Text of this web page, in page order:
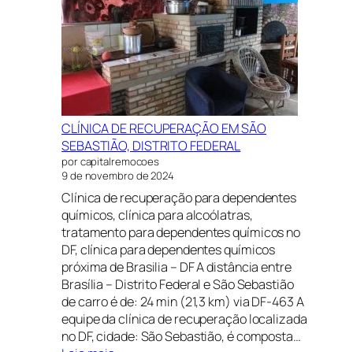
SÃO
SEBASTIÃO,
DISTRITO
FEDERAL
CLÍNICA DE RECUPERAÇÃO EM SÃO
SEBASTIÃO, DISTRITO FEDERAL
por capitalremocoes
9 de novembro de 2024
Clínica de recuperação para dependentes
químicos, clínica para alcoólatras,
tratamento para dependentes químicos no
DF, clínica para dependentes químicos
próxima de Brasilia – DF A distância entre
Brasília – Distrito Federal e São Sebastião
de carro é de: 24 min (21,3 km) via DF-463 A
equipe da clínica de recuperação localizada
no DF, cidade: São Sebastião, é composta…